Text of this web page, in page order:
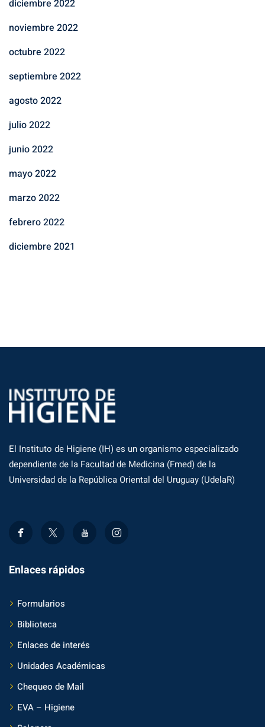
diciembre 2022
noviembre 2022
octubre 2022
septiembre 2022
agosto 2022
julio 2022
junio 2022
mayo 2022
marzo 2022
febrero 2022
diciembre 2021
El Instituto de Higiene (IH) es un organismo especializado
dependiente de la Facultad de Medicina (Fmed) de la
Universidad de la República Oriental del Uruguay (UdelaR)
Enlaces rápidos
Formularios
Biblioteca
Enlaces de interés
Unidades Académicas
Chequeo de Mail
EVA – Higiene